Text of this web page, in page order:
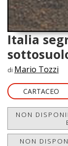
Italia
di Mario Tozzi
CARTACEO
NON
NON